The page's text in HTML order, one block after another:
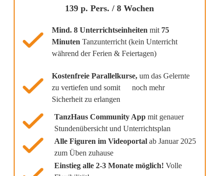
139 p. Pers. / 8 Wochen
Mind. 8 Unterrichtseinheiten mit 75
Minuten Tanzunterricht (kein Unterricht
während der Ferien & Feiertagen)
Kostenfreie Parallelkurse, um das Gelernte
zu vertiefen und somit noch mehr
Sicherheit zu erlangen
TanzHaus Community Appmit genauer
Stundenübersicht und Unterrichtsplan
Alle Figuren im Videoportalab Januar 2025
zum Üben zuhause
Einstieg alle 2-3 Monate möglich! Volle